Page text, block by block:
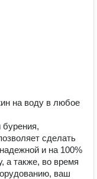
на воду в любое
сделать
и на 100%
а также, во время
ваш